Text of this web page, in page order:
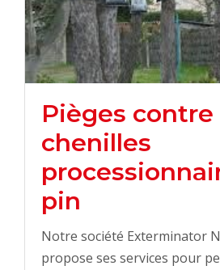
Pièges contre
chenilles
pin
Notre société Exterminator
propose ses services pour